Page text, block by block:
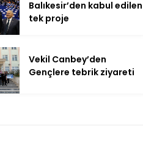
Balıkesir’den kabul edilen
tek proje
Vekil Canbey’den
Gençlere tebrik ziyareti